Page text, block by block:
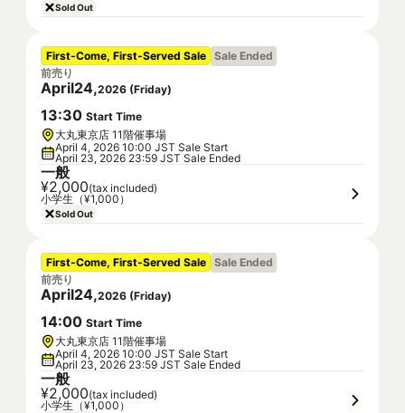
Sold Out
First-Come, First-Served Sale Sale Ended
前売り
April24,2026 (Friday)
13:30 Start Time
大丸東京店 11階催事場
April 4, 2026 10:00 JST Sale Start
April 23, 2026 23:59 JST Sale Ended
一般
¥2,000(tax included)
小学生（¥1,000）
Sold Out
First-Come, First-Served Sale Sale Ended
前売り
April24,2026 (Friday)
14:00 Start Time
大丸東京店 11階催事場
April 4, 2026 10:00 JST Sale Start
April 23, 2026 23:59 JST Sale Ended
一般
¥2,000(tax included)
小学生（¥1,000）